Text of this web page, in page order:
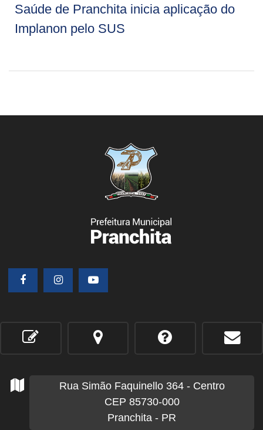
Saúde de Pranchita inicia aplicação do
Implanon pelo SUS
Rua Simão Faquinello 364 - Centro
CEP 85730-000
Pranchita - PR